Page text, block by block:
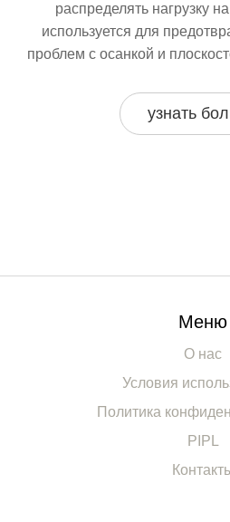
распределять нагрузку
используется для
проблем с осанкой и
в период активного роста.
внимание на этот элемент,
узнать
Меню
О нас
Условия
Политика
PIPL